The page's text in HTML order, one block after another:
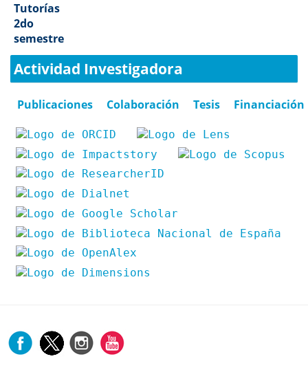
Tutorías
2do
semestre
Actividad Investigadora
Publicaciones Colaboración Tesis Financiación